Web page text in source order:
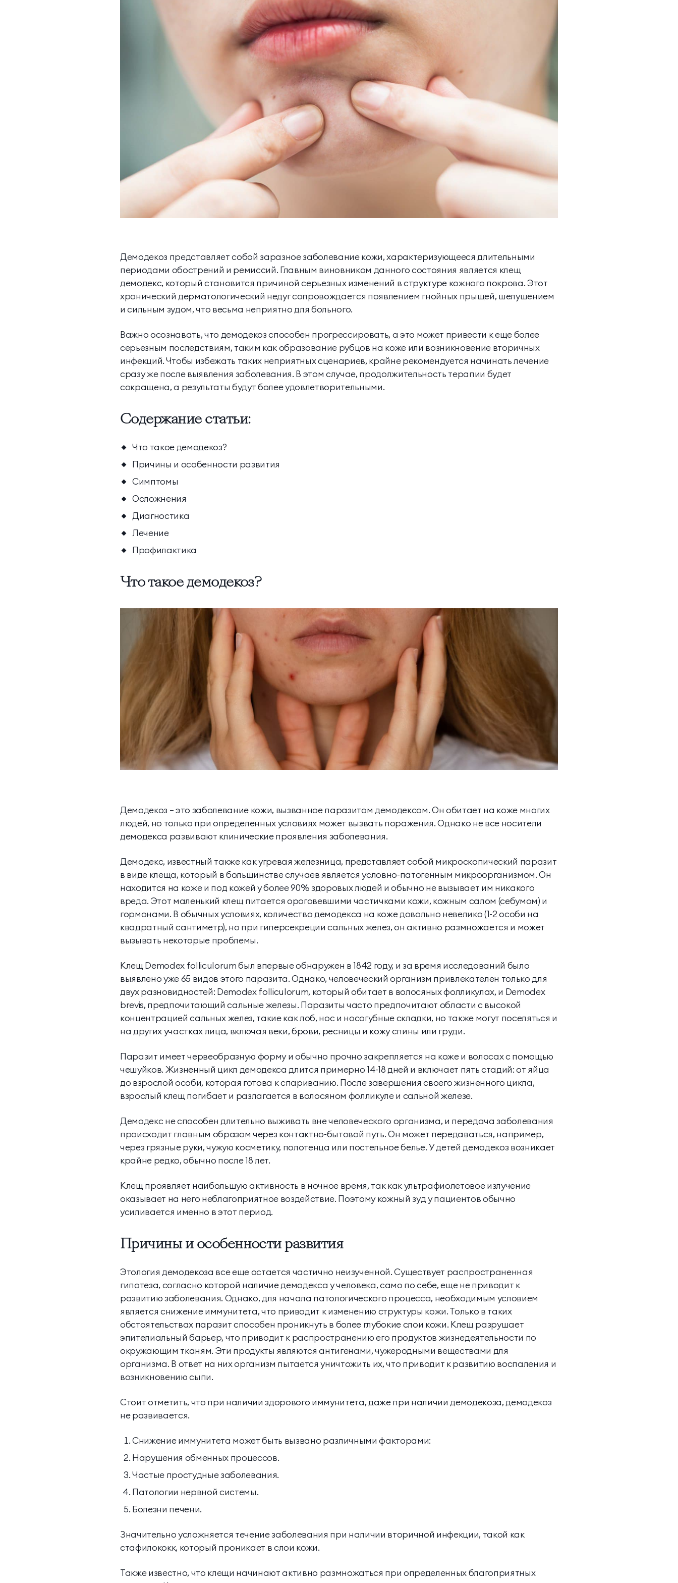
Демодекоз представляет собой заразное заболевание кожи, характеризующееся длительными
периодами обострений и ремиссий. Главным виновником данного состояния является клещ
демодекс, который становится причиной серьезных изменений в структуре кожного покрова. Этот
хронический дерматологический недуг сопровождается появлением гнойных прыщей, шелушением
и сильным зудом, что весьма неприятно для больного.
Важно осознавать, что демодекоз способен прогрессировать, а это может привести к еще более
серьезным последствиям, таким как образование рубцов на коже или возникновение вторичных
инфекций. Чтобы избежать таких неприятных сценариев, крайне рекомендуется начинать лечение
сразу же после выявления заболевания. В этом случае, продолжительность терапии будет
сокращена, а результаты будут более удовлетворительными.
Содержание статьи:
Что такое демодекоз?
Причины и особенности развития
Симптомы
Осложнения
Диагностика
Лечение
Профилактика
Что такое демодекоз?
Демодекоз – это заболевание кожи, вызванное паразитом демодексом. Он обитает на коже многих
людей, но только при определенных условиях может вызвать поражения. Однако не все носители
демодекса развивают клинические проявления заболевания.
Демодекс, известный также как угревая железница, представляет собой микроскопический паразит
в виде клеща, который в большинстве случаев является условно-патогенным микроорганизмом. Он
находится на коже и под кожей у более 90% здоровых людей и обычно не вызывает им никакого
вреда. Этот маленький клещ питается ороговевшими частичками кожи, кожным салом (себумом) и
гормонами. В обычных условиях, количество демодекса на коже довольно невелико (1-2 особи на
квадратный сантиметр), но при гиперсекреции сальных желез, он активно размножается и может
вызывать некоторые проблемы.
Клещ Demodex folliculorum был впервые обнаружен в 1842 году, и за время исследований было
выявлено уже 65 видов этого паразита. Однако, человеческий организм привлекателен только для
двух разновидностей: Demodex folliculorum, который обитает в волосяных фолликулах, и Demodex
brevis, предпочитающий сальные железы. Паразиты часто предпочитают области с высокой
концентрацией сальных желез, такие как лоб, нос и носогубные складки, но также могут поселяться и
на других участках лица, включая веки, брови, ресницы и кожу спины или груди.
Паразит имеет червеобразную форму и обычно прочно закрепляется на коже и волосах с помощью
чешуйков. Жизненный цикл демодекса длится примерно 14-18 дней и включает пять стадий: от яйца
до взрослой особи, которая готова к спариванию. После завершения своего жизненного цикла,
взрослый клещ погибает и разлагается в волосяном фолликуле и сальной железе.
Демодекс не способен длительно выживать вне человеческого организма, и передача заболевания
происходит главным образом через контактно-бытовой путь. Он может передаваться, например,
через грязные руки, чужую косметику, полотенца или постельное белье. У детей демодекоз возникает
крайне редко, обычно после 18 лет.
Клещ проявляет наибольшую активность в ночное время, так как ультрафиолетовое излучение
оказывает на него неблагоприятное воздействие. Поэтому кожный зуд у пациентов обычно
усиливается именно в этот период.
Причины и особенности развития
Этология демодекоза все еще остается частично неизученной. Существует распространенная
гипотеза, согласно которой наличие демодекса у человека, само по себе, еще не приводит к
развитию заболевания. Однако, для начала патологического процесса, необходимым условием
является снижение иммунитета, что приводит к изменению структуры кожи. Только в таких
обстоятельствах паразит способен проникнуть в более глубокие слои кожи. Клещ разрушает
эпителиальный барьер, что приводит к распространению его продуктов жизнедеятельности по
окружающим тканям. Эти продукты являются антигенами, чужеродными веществами для
организма. В ответ на них организм пытается уничтожить их, что приводит к развитию воспаления и
возникновению сыпи.
Стоит отметить, что при наличии здорового иммунитета, даже при наличии демодекоза, демодекоз
не развивается.
Снижение иммунитета может быть вызвано различными факторами:
Нарушения обменных процессов.
Частые простудные заболевания.
Патологии нервной системы.
Болезни печени.
Значительно усложняется течение заболевания при наличии вторичной инфекции, такой как
стафилококк, который проникает в слои кожи.
Также известно, что клещи начинают активно размножаться при определенных благоприятных
Подробнее
программы
Комплексная
диагностика
Инфузионные коктейли
Экспресс-программы
Апартаменты
Апартаменты «Имение
Сёгуна»
SPA-апартаменты
Виллы
Императорские виллы Президентские виллы Семейные виллы
Винные виллы
Президентские винные